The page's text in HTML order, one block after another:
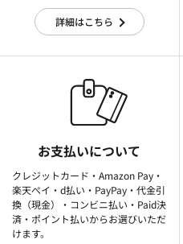
詳細はこちら
お支払いについて
クレジットカード・Amazon Pay・
楽天ぺイ・d払い・PayPay・代金引
換（現金）・コンビニ払い・Paid決
済・ポイント払いからお選びいただ
けます。